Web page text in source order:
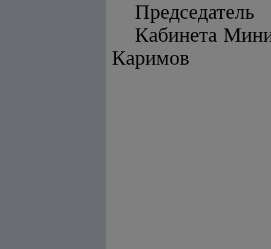
Председатель
Каримов